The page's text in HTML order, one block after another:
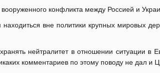
конфликта между Россией и
вне политики крупных мировых
нейтралитет в отношении ситуации в
комментариев по этому поводу не дал и